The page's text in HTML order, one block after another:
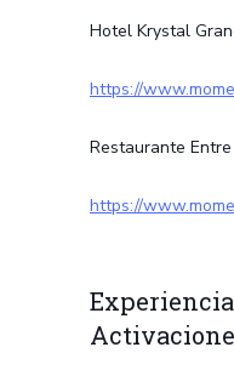
Hotel Krystal
https://
Restaurante
https://